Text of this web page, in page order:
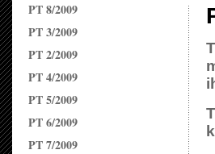
PT 8/2009
PT 3/2009
PT 2/2009
PT 4/2009
PT 5/2009
PT 6/2009
PT 7/2009